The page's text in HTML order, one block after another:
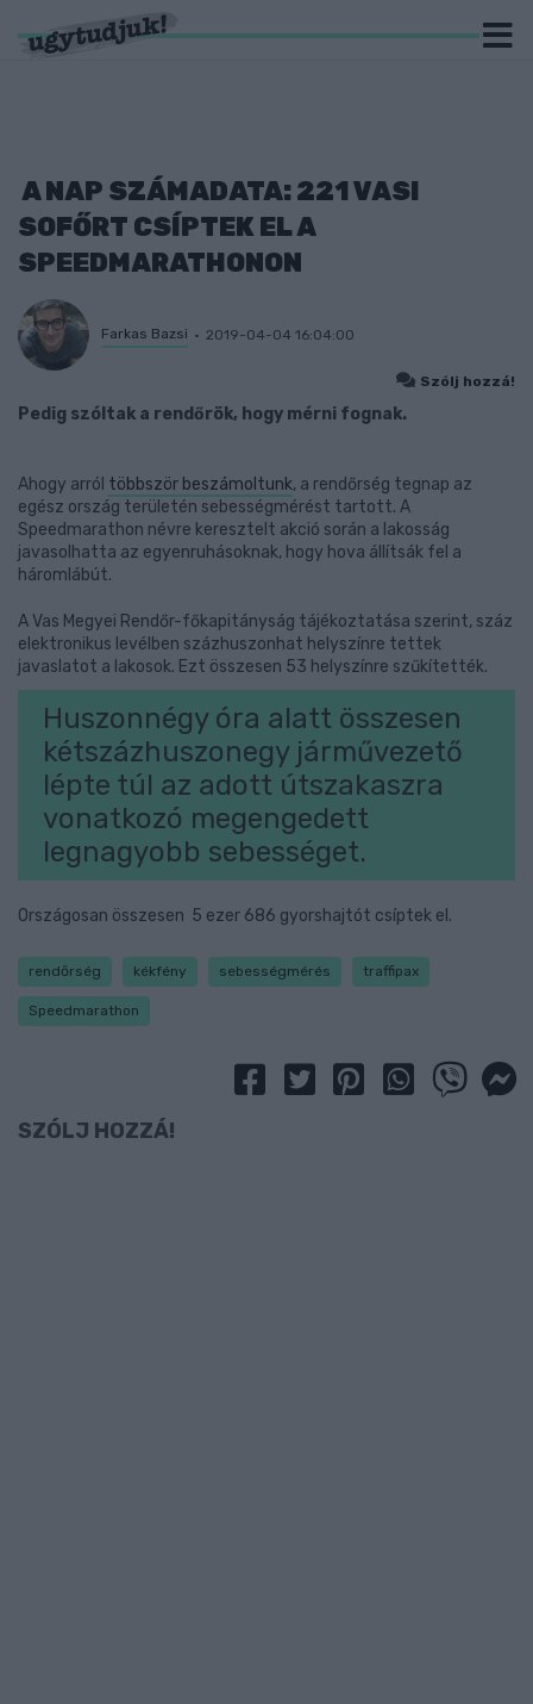
A NAP SZÁMADATA: 221 VASI
SOFŐRT CSÍPTEK EL A
SPEEDMARATHONON
Farkas Bazsi 2019-04-04 16:04:00
Szólj hozzá!
Pedig szóltak a rendőrök, hogy mérni fognak.
Ahogy arról többször beszámoltunk, a rendőrség tegnap az
egész ország területén sebességmérést tartott. A
Speedmarathon névre keresztelt akció során a lakosság
javasolhatta az egyenruhásoknak, hogy hova állítsák fel a
háromlábút.
A Vas Megyei Rendőr-főkapitányság tájékoztatása szerint, száz
elektronikus levélben százhuszonhat helyszínre tettek
javaslatot a lakosok. Ezt összesen 53 helyszínre szűkítették.
Huszonnégy óra alatt összesen
kétszázhuszonegy járművezető
lépte túl az adott útszakaszra
vonatkozó megengedett
legnagyobb sebességet.
Országosan összesen 5 ezer 686 gyorshajtót csíptek el.
rendőrség kékfény sebességmérés traffipax
Speedmarathon
SZÓLJ HOZZÁ!